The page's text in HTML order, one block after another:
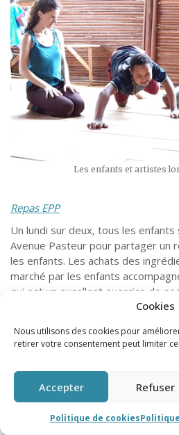
Cookies
Nous utilisons des cookies pour
retirer votre consentement peut limiter
Accepter Refuser
Politique de cookies
Les enfants et artistes
Repas EPP
Un lundi sur deux, tous les enfants
Avenue Pasteur pour partager un
les enfants. Les achats des
marché par les enfants
qui est un excellent exercice de